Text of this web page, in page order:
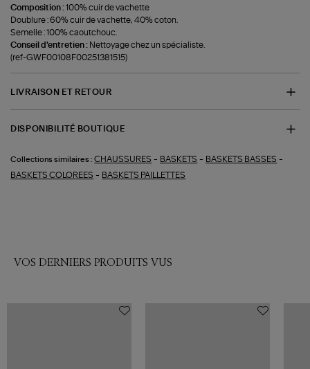
Composition :100% cuir de vachette
Doublure : 60% cuir de vachette, 40% coton.
Semelle : 100% caoutchouc.
Conseil d'entretien : Nettoyage chez un spécialiste.
(ref-GWF00108F00251381515)
LIVRAISON ET RETOUR
DISPONIBILITÉ BOUTIQUE
Collections similaires : CHAUSSURES - BASKETS - BASKETS BASSES -
BASKETS COLOREES - BASKETS PAILLETTES
VOS DERNIERS PRODUITS VUS